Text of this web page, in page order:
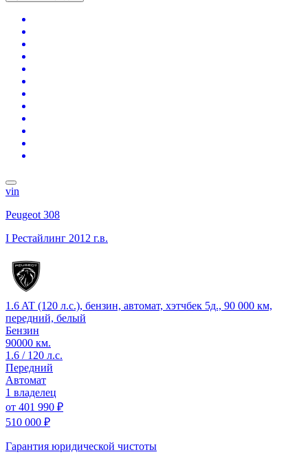
vin
Peugeot 308
I Рестайлинг 2012 г.в.
1.6 AT (120 л.с.), бензин, автомат, хэтчбек 5д., 90 000 км,
передний, белый
Бензин
90000 км.
1.6 / 120 л.с.
Передний
Автомат
1 владелец
от 401 990 ₽
510 000 ₽
Гарантия юридической чистоты